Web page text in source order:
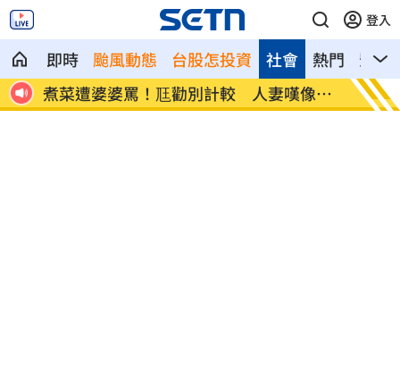
登入
即時 颱風動態 台股怎投資 熱門 影音
社會
遭婆婆罵！尫勸別計較 人妻嘆像台
新／白海豚近
報